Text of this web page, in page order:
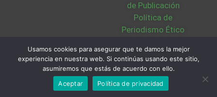
de Publicación
Política de
Periodismo Ético
Bases Legales |
Partners | Sobre
Nosotros
Usamos cookies para asegurar que te damos la mejor
experiencia en nuestra web. Si continúas usando este sitio,
asumiremos que estás de acuerdo con ello.
Aceptar
Política de privacidad